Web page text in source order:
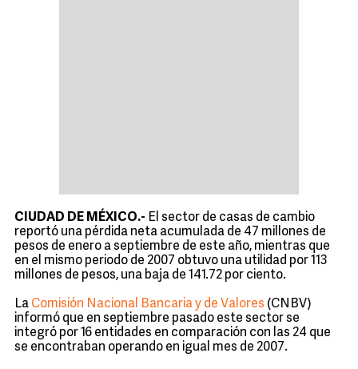
CIUDAD DE MÉXICO.- El sector de casas de cambio
reportó una pérdida neta acumulada de 47 millones de
pesos de enero a septiembre de este año, mientras que
en el mismo periodo de 2007 obtuvo una utilidad por 113
millones de pesos, una baja de 141.72 por ciento.
La Comisión Nacional Bancaria y de Valores (CNBV)
informó que en septiembre pasado este sector se
integró por 16 entidades en comparación con las 24 que
se encontraban operando en igual mes de 2007.